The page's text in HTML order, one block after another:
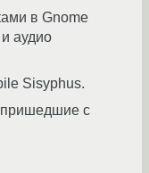
в Gnome
аудио
Sisyphus.
пришедшие с